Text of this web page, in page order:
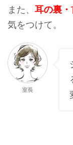
また、 耳の裏
気をつけて。
室長